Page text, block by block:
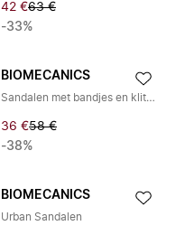
42 €63 €
-33%
BIOMECANICS
Sandalen met bandjes en klittenbandsluiting
36 €58 €
-38%
BIOMECANICS
Urban Sandalen